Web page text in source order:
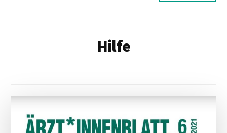
Hilfe